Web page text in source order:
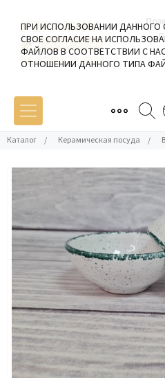
Каталог / Керамическая посуда /
ПРИ ИСПОЛЬЗОВАНИИ
СВОЕ СОГЛАСИЕ НА
ФАЙЛОВ В СООТВЕТСТВИИ С
ОТНОШЕНИИ ДАННОГО ТИПА